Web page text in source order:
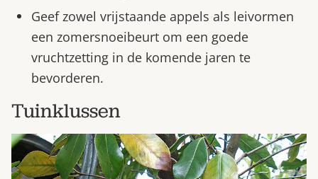
Geef zowel vrijstaande appels als leivormen
een zomersnoeibeurt om een goede
vruchtzetting in de komende jaren te
bevorderen.
Tuinklussen